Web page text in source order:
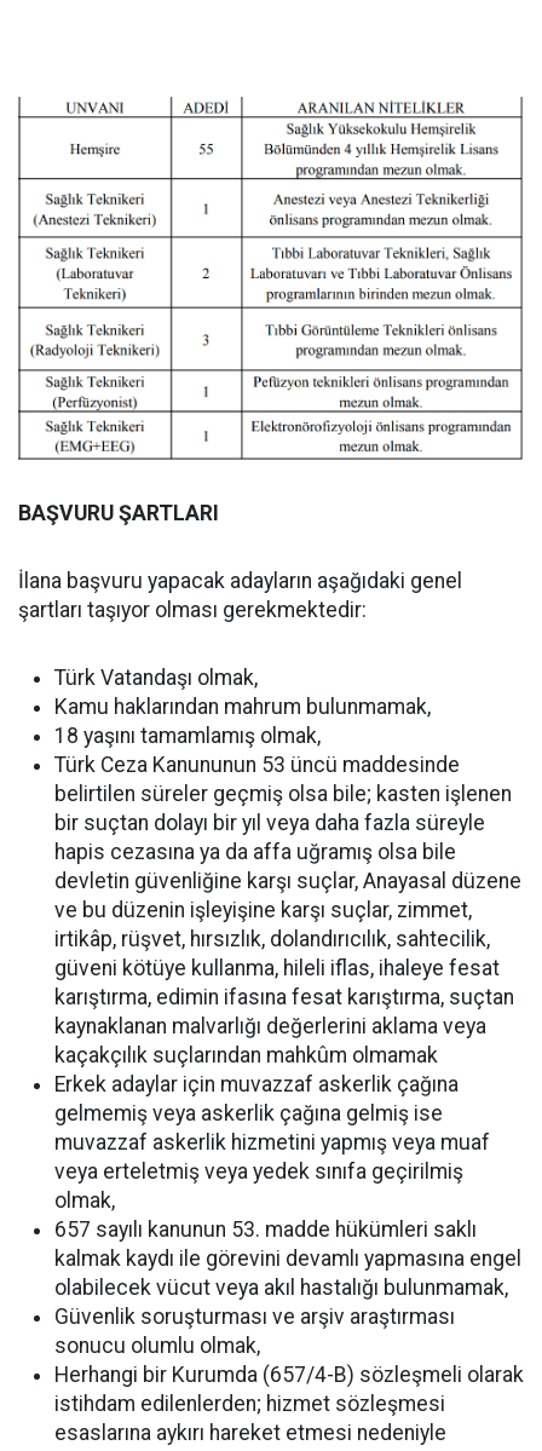
BAŞVURU ŞARTLARI
İlana başvuru yapacak adayların aşağıdaki genel
şartları taşıyor olması gerekmektedir:
Türk Vatandaşı olmak,
Kamu haklarından mahrum bulunmamak,
18 yaşını tamamlamış olmak,
Türk Ceza Kanununun 53 üncü maddesinde
belirtilen süreler geçmiş olsa bile; kasten işlenen
bir suçtan dolayı bir yıl veya daha fazla süreyle
hapis cezasına ya da affa uğramış olsa bile
devletin güvenliğine karşı suçlar, Anayasal düzene
ve bu düzenin işleyişine karşı suçlar, zimmet,
irtikâp, rüşvet, hırsızlık, dolandırıcılık, sahtecilik,
güveni kötüye kullanma, hileli iflas, ihaleye fesat
karıştırma, edimin ifasına fesat karıştırma, suçtan
kaynaklanan malvarlığı değerlerini aklama veya
kaçakçılık suçlarından mahkûm olmamak
Erkek adaylar için muvazzaf askerlik çağına
gelmemiş veya askerlik çağına gelmiş ise
muvazzaf askerlik hizmetini yapmış veya muaf
veya erteletmiş veya yedek sınıfa geçirilmiş
olmak,
657 sayılı kanunun 53. madde hükümleri saklı
kalmak kaydı ile görevini devamlı yapmasına engel
olabilecek vücut veya akıl hastalığı bulunmamak,
Güvenlik soruşturması ve arşiv araştırması
sonucu olumlu olmak,
Herhangi bir Kurumda (657/4-B) sözleşmeli olarak
istihdam edilenlerden; hizmet sözleşmesi
esaslarına aykırı hareket etmesi nedeniyle